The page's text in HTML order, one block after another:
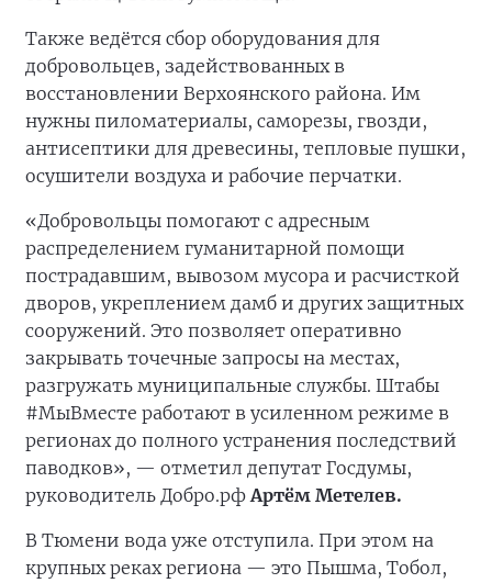
Также ведётся сбор оборудования для
добровольцев, задействованных в
восстановлении Верхоянского района. Им
нужны пиломатериалы, саморезы, гвозди,
антисептики для древесины, тепловые пушки,
осушители воздуха и рабочие перчатки.
«Добровольцы помогают с адресным
распределением гуманитарной помощи
пострадавшим, вывозом мусора и расчисткой
дворов, укреплением дамб и других защитных
сооружений. Это позволяет оперативно
закрывать точечные запросы на местах,
разгружать муниципальные службы. Штабы
#МыВместе работают в усиленном режиме в
регионах до полного устранения последствий
паводков», — отметил депутат Госдумы,
руководитель Добро.рфАртём Метелев.
В Тюмени вода уже отступила. При этом на
крупных реках региона — это Пышма, Тобол,